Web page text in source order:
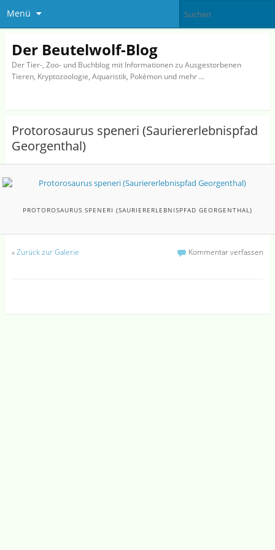
Menü
Der Beutelwolf-Blog
Der Tier-, Zoo- und Buchblog mit Informationen zu Ausgestorbenen
Tieren, Kryptozoologie, Aquaristik, Pokémon und mehr …
Protorosaurus speneri (Sauriererlebnispfad
Georgenthal)
PROTOROSAURUS SPENERI (SAURIERERLEBNISPFAD GEORGENTHAL)
«Zurück zur Galerie Kommentar verfassen